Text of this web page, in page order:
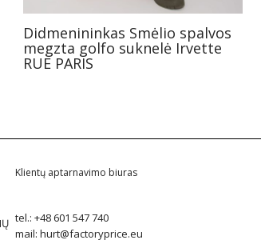
Didmenininkas Smėlio spalvos
megzta golfo suknelė Irvette
RUE PARIS
Klientų aptarnavimo biuras
tel.: +48 601 547 740
mail: hurt@factoryprice.eu